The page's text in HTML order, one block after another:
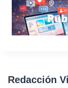
Redacción